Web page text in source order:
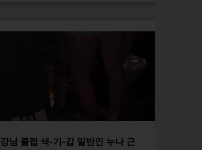
강남 클럽 색-기-갑 일반인 누나 근